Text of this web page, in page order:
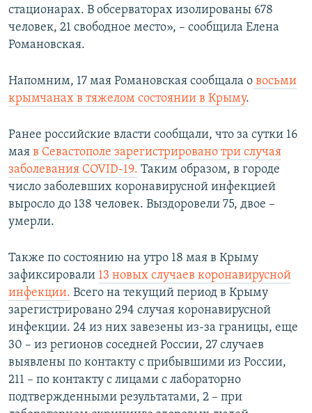
стационарах. В обсерваторах изолированы 678
человек, 21 свободное место», – сообщила Елена
Романовская.
Напомним, 17 мая Романовская сообщала о восьми
крымчанах в тяжелом состоянии в Крыму.
Ранее российские власти сообщали, что за сутки 16
мая в Севастополе зарегистрировано три случая
заболевания COVID-19. Таким образом, в городе
число заболевших коронавирусной инфекцией
выросло до 138 человек. Выздоровели 75, двое –
умерли.
Также по состоянию на утро 18 мая в Крыму
зафиксировали 13 новых случаев коронавирусной
инфекции. Всего на текущий период в Крыму
зарегистрировано 294 случая коронавирусной
инфекции. 24 из них завезены из-за границы, еще
30 – из регионов соседней России, 27 случаев
выявлены по контакту с прибывшими из России,
211 – по контакту с лицами с лабораторно
подтвержденными результатами, 2 – при